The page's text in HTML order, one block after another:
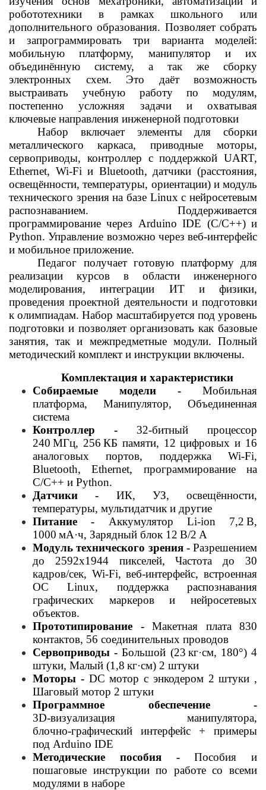
робототехники в рамках школьного или
дополнительного образования. Позволяет собрать
и запрограммировать три варианта моделей:
мобильную платформу, манипулятор и их
объединённую систему, а так же сборку
электронных схем. Это даёт возможность
выстраивать учебную работу по модулям,
постепенно усложняя задачи и охватывая
ключевые направления инженерной подготовки
Набор включает элементы для сборки
металлического каркаса, приводные моторы,
сервоприводы, контроллер с поддержкой UART,
Ethernet, Wi‑Fi и Bluetooth, датчики (расстояния,
освещённости, температуры, ориентации) и модуль
технического зрения на базе Linux с нейросетевым
распознаванием. Поддерживается
программирование через Arduino IDE (C/C++) и
Python. Управление возможно через веб-интерфейс
и мобильное приложение.
Педагог получает готовую платформу для
реализации курсов в области инженерного
моделирования, интеграции ИТ и физики,
проведения проектной деятельности и подготовки
к олимпиадам. Набор масштабируется под уровень
подготовки и позволяет организовать как базовые
занятия, так и межпредметные модули. Полный
методический комплект и инструкции включены.
Комплектация и характеристики
Собираемые модели - Мобильная
платформа, Манипулятор, Объединенная
система
Контроллер - 32‑битный процессор
240 МГц, 256 КБ памяти, 12 цифровых и 16
аналоговых портов, поддержка Wi‑Fi,
Bluetooth, Ethernet, программирование на
C/C++ и Python.
Датчики - ИК, УЗ, освещённости,
температуры, мультидатчик и другие
Питание - Аккумулятор Li‑ion 7,2 В,
1000 мА·ч, Зарядный блок 12 В/2 А
Модуль технического зрения - Разрешением
до 2592х1944 пикселей, Частота до 30
кадров/сек, Wi‑Fi, веб-интерфейс, встроенная
ОС Linux, поддержка распознавания
графических маркеров и нейросетевых
объектов.
Прототипирование - Макетная плата 830
контактов, 56 соединительных проводов
Сервоприводы -Большой (23 кг·см, 180°) 4
штуки, Малый (1,8 кг·см) 2 штуки
Моторы - DC мотор с энкодером2 штуки ,
Шаговый мотор 2 штуки
Программное обеспечение -
3D‑визуализация манипулятора,
блочно‑графический интерфейс + примеры
под Arduino IDE
Методические пособия -Пособия и
пошаговые инструкции по работе со всеми
модулями в наборе